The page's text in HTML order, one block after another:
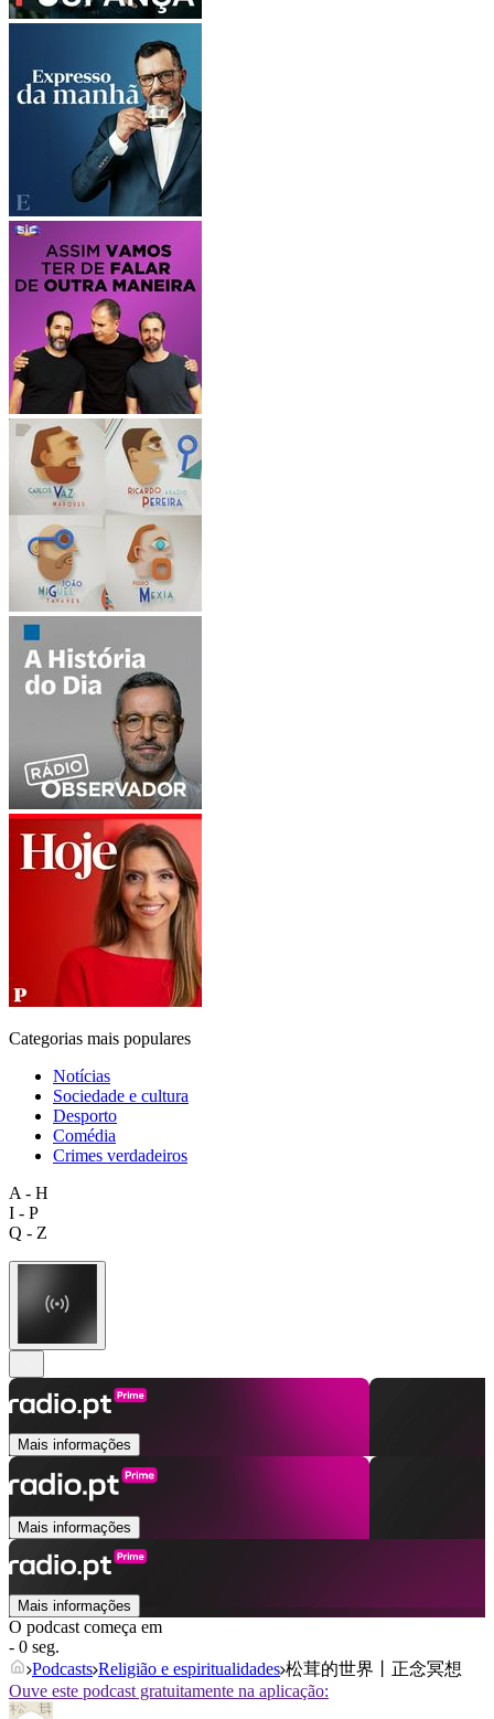
Categorias mais populares
Notícias
Sociedade e cultura
Desporto
Comédia
Crimes verdadeiros
A - H
I - P
Q - Z
Mais informações
Mais informações
Mais informações
O podcast começa em
- 0 seg.
Podcasts Religião e espiritualidades 松茸的世界丨正念冥想
Ouve este podcast gratuitamente na aplicação: